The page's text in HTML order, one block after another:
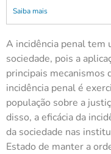
Saiba mais
A incidência penal tem
sociedade, pois a
principais mecanismos
incidência penal é
população sobre a
disso, a eficácia da
da sociedade nas
Estado de manter a